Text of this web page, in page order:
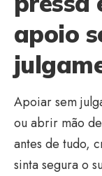
apoio
Apoiar sem
ou abrir mão
antes de tudo,
sinta segura o